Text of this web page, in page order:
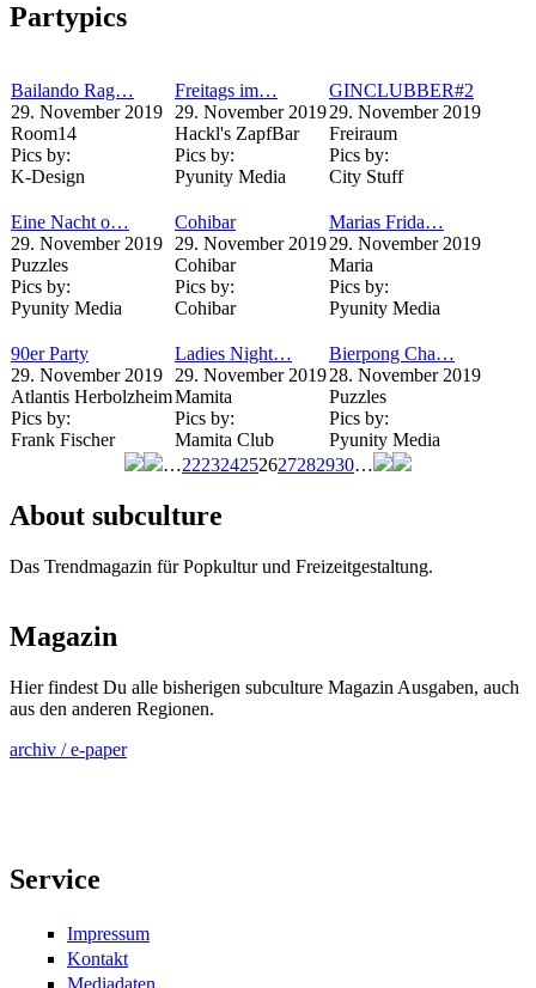
Partypics
Bailando Rag…
29. November 2019
Room14
Pics by:
K-Design
Freitags im…
29. November 2019
Hackl's ZapfBar
Pics by:
Pyunity Media
GINCLUBBER#2
29. November 2019
Freiraum
Pics by:
City Stuff
Eine Nacht o…
29. November 2019
Puzzles
Pics by:
Pyunity Media
Cohibar
29. November 2019
Cohibar
Pics by:
Cohibar
Marias Frida…
29. November 2019
Maria
Pics by:
Pyunity Media
90er Party
29. November 2019
Atlantis Herbolzheim
Pics by:
Frank Fischer
Ladies Night…
29. November 2019
Mamita
Pics by:
Mamita Club
Bierpong Cha…
28. November 2019
Puzzles
Pics by:
Pyunity Media
…222324252627282930…
About subculture
Das Trendmagazin für Popkultur und Freizeitgestaltung.
Magazin
Hier findest Du alle bisherigen subculture Magazin Ausgaben, auch
aus den anderen Regionen.
archiv / e-paper
Service
Impressum
Kontakt
Mediadaten